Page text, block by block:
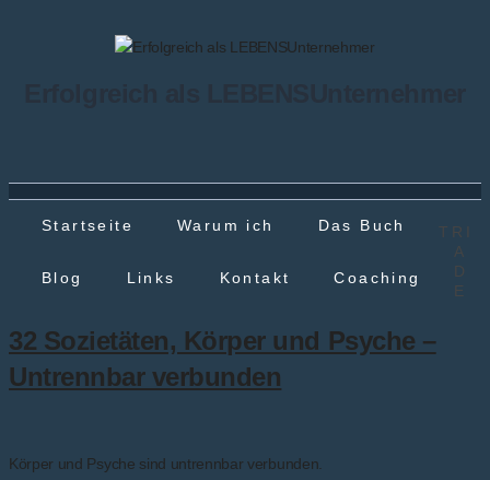
Startseite Warum ich Das Buch
Blog Links Kontakt Coaching
TRI
A
D
E
32 Sozietäten, Körper und Psyche –
Untrennbar verbunden
Körper und Psyche sind untrennbar verbunden.